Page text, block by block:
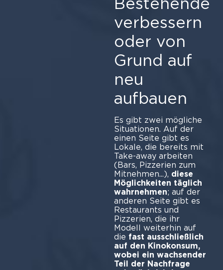
verbessern
oder von
Grund auf
neu
aufbauen
Es gibt zwei mögliche
Situationen. Auf der
einen Seite gibt es
Lokale, die bereits mit
Take-away arbeiten
(Bars, Pizzerien zum
Mitnehmen...), diese
Möglichkeiten täglich
wahrnehmen; auf der
anderen Seite gibt es
Restaurants und
Pizzerien, die ihr
Modell weiterhin auf
die fast ausschließlich
auf den Kinokonsum,
wobei ein wachsender
Teil der Nachfrage